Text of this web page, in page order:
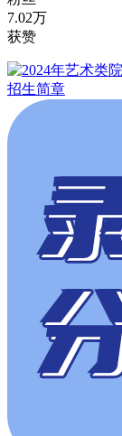
7.02万
获赞
招生简章